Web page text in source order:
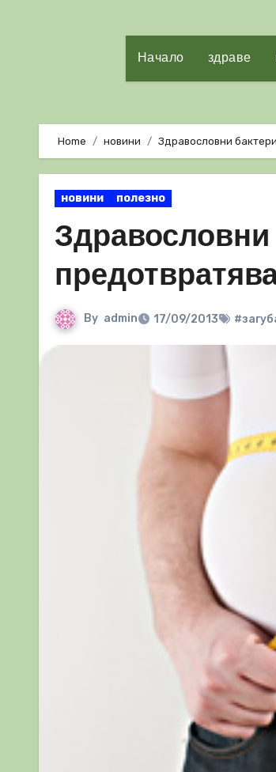
Начало здраве
Home новини Здравословни
новини полезно
Здравословни
By admin 17/09/2013